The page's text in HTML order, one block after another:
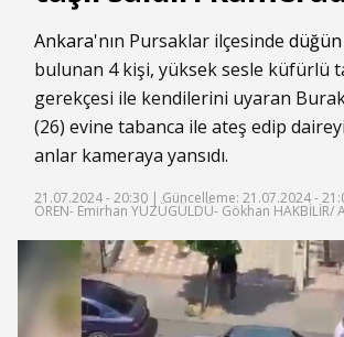
Ankara'nın Pursaklar ilçesinde düğün
bulunan 4 kişi, yüksek sesle küfürlü
gerekçesi ile kendilerini uyaran
(26) evine tabanca ile ateş edip
anlar kameraya yansıdı.
21.07.2024 - 20:30 | Güncelleme: 21.07.2024 -
ÖREN- Emirhan YÜZÜGÜLDÜ- Gökhan HAKBİLİR/